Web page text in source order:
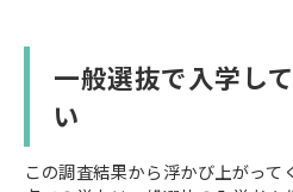
一般選抜で入学し
い
この調査結果から浮かび上がっ